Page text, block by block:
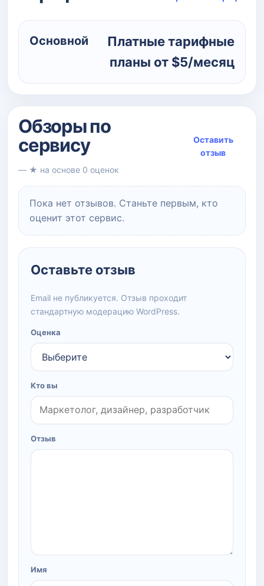
Основной
Платные тарифные
планы от $5/месяц
Обзоры по
сервису
— ★ на основе 0 оценок
Оставить
отзыв
Пока нет отзывов. Станьте первым, кто
оценит этот сервис.
Оставьте отзыв
Email не публикуется. Отзыв проходит
стандартную модерацию WordPress.
Оценка
Кто вы
Отзыв
Имя